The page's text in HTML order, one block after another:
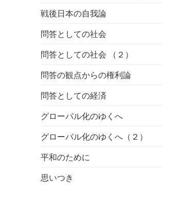
戦後日本の自我論
問答としての社会
問答としての社会 （２）
問答の観点からの権利論
問答としての経済
グローバル化のゆくへ
グローバル化のゆくへ（２）
平和のために
思いつき